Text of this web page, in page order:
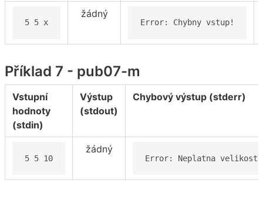
5 5 x
žádný
Error: Chybny vstup!
Příklad 7 - pub07-m
Vstupní
hodnoty
(stdin)
Výstup
(stdout)
Chybový výstup (stderr)
5 5 10
žádný
Error: Neplatna velikost